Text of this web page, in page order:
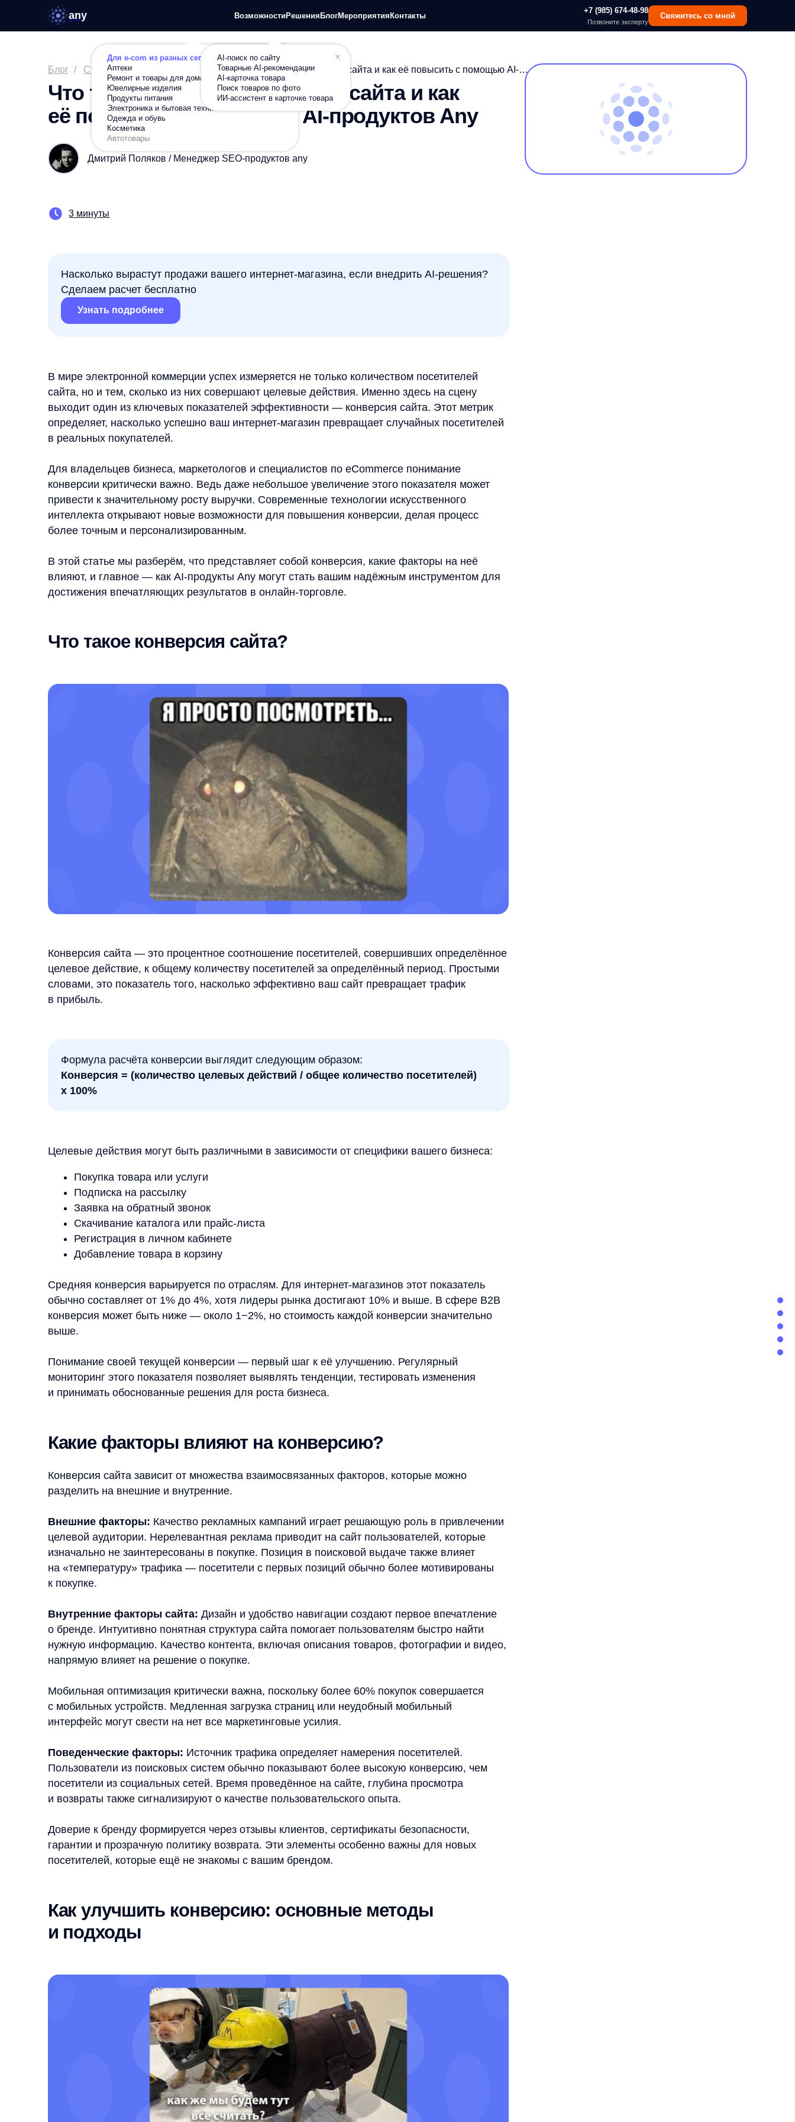
any ВозможностиРешенияБлогМероприятияКонтакты Свяжитесь со мной
Для e-com из разных сегментов
Аптеки
Ремонт и товары для дома
Ювелирные изделия
Продукты питания
Электроника и бытовая техника
Одежда и обувь
Косметика
Автотовары
AI-поиск по сайту
Товарные AI-рекомендации
AI-карточка товара
Поиск товаров по фото
ИИ-ассистент в карточке товара
Что такое средняя конверсия сайта и как
её повысить с помощью AI-продуктов Any
/ /
Оптимизируем Что такое средняя конверсия сайта и как её повысить с помощью AI-
продуктов Any
Дмитрий Поляков / Менеджер SEO-продуктов any
Узнать подробнее
определяет, насколько успешно ваш интернет-магазин превращает случайных посетителей
в реальных покупателей.
Для владельцев бизнеса, маркетологов и специалистов по eCommerce понимание
конверсии критически важно. Ведь даже небольшое увеличение этого показателя может
привести к значительному росту выручки. Современные технологии искусственного
более точным и персонализированным.
В этой статье мы разберём, что представляет собой конверсия, какие факторы на неё
влияют, и главное — как AI-продукты Any могут стать вашим надёжным инструментом для
достижения впечатляющих результатов в онлайн-торговле.
Что такое конверсия сайта?
Конверсия сайта — это процентное соотношение посетителей, совершивших определённое
целевое действие, к общему количеству посетителей за определённый период. Простыми
словами, это показатель того, насколько эффективно ваш сайт превращает трафик
Формула расчёта конверсии выглядит следующим образом:
Конверсия = (количество целевых действий / общее количество посетителей)
x 100%
Подписка на рассылку
Заявка на обратный звонок
Скачивание каталога или прайс-листа
Средняя конверсия варьируется по отраслям. Для интернет-магазинов этот показатель
конверсия может быть ниже — около 1−2%, но стоимость каждой конверсии значительно
Понимание своей текущей конверсии — первый шаг к её улучшению. Регулярный
мониторинг этого показателя позволяет выявлять тенденции, тестировать изменения
и принимать обоснованные решения для роста бизнеса.
Какие факторы влияют на конверсию?
Конверсия сайта зависит от множества взаимосвязанных факторов, которые можно
разделить на внешние и внутренние.
Внешние факторы: Качество рекламных кампаний играет решающую роль в привлечении
целевой аудитории. Нерелевантная реклама приводит на сайт пользователей, которые
изначально не заинтересованы в покупке. Позиция в поисковой выдаче также влияет
на «температуру» трафика — посетители с первых позиций обычно более мотивированы
Внутренние факторы сайта: Дизайн и удобство навигации создают первое впечатление
о бренде. Интуитивно понятная структура сайта помогает пользователям быстро найти
нужную информацию. Качество контента, включая описания товаров, фотографии и видео,
напрямую влияет на решение о покупке.
с мобильных устройств. Медленная загрузка страниц или неудобный мобильный
интерфейс могут свести на нет все маркетинговые усилия.
Поведенческие факторы:Источник трафика определяет намерения посетителей.
Пользователи из поисковых систем обычно показывают более высокую конверсию, чем
посетители из социальных сетей. Время проведённое на сайте, глубина просмотра
Доверие к бренду формируется через отзывы клиентов, сертификаты безопасности,
гарантии и прозрачную политику возврата. Эти элементы особенно важны для новых
посетителей, которые ещё не знакомы с вашим брендом.
Как улучшить конверсию: основные методы
и подходы
Повышение конверсии требует комплексного подхода и постоянной оптимизации
различных элементов сайта.
Дизайн и пользовательский опыт:Современный, привлекательный дизайн создаёт
доверие и профессиональное впечатление. Важно обеспечить логичную структуру
навигации, чтобы пользователи могли легко найти нужные товары или информацию.
Использование контрастных цветов для кнопок призыва к действию повышает